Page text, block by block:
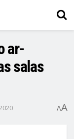
ar-
salas
AA